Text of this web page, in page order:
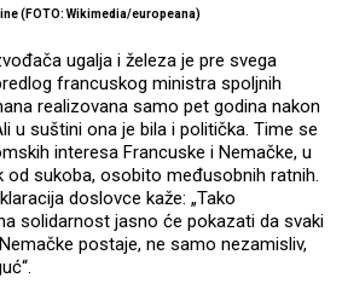
(FOTO: Wikimedia/europeana)
ugalja i železa je pre svega
francuskog ministra spoljnih
realizovana samo pet godina nakon
u suštini ona je bila i politička. Time se
interesa Francuske i Nemačke, u
sukoba, osobito međusobnih ratnih.
doslovce kaže: „Tako
solidarnost jasno će pokazati da svaki
postaje, ne samo nezamisliv,